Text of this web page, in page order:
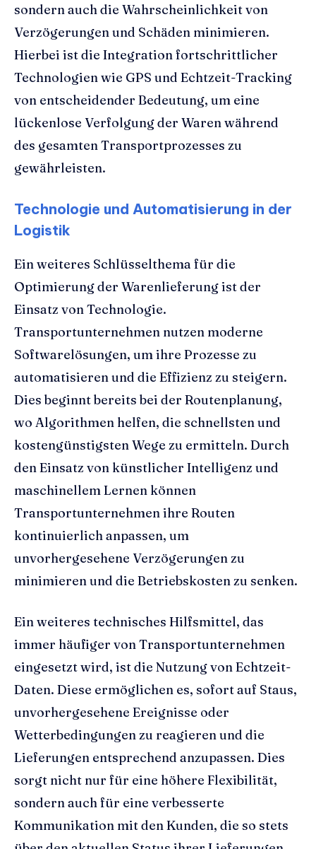
sondern auch die Wahrscheinlichkeit von
Verzögerungen und Schäden minimieren.
Hierbei ist die Integration fortschrittlicher
Technologien wie GPS und Echtzeit-Tracking
von entscheidender Bedeutung, um eine
lückenlose Verfolgung der Waren während
des gesamten Transportprozesses zu
gewährleisten.
Technologie und Automatisierung in der
Logistik
Ein weiteres Schlüsselthema für die
Optimierung der Warenlieferung ist der
Einsatz von Technologie.
Transportunternehmen nutzen moderne
Softwarelösungen, um ihre Prozesse zu
automatisieren und die Effizienz zu steigern.
Dies beginnt bereits bei der Routenplanung,
wo Algorithmen helfen, die schnellsten und
kostengünstigsten Wege zu ermitteln. Durch
den Einsatz von künstlicher Intelligenz und
maschinellem Lernen können
Transportunternehmen ihre Routen
kontinuierlich anpassen, um
unvorhergesehene Verzögerungen zu
minimieren und die Betriebskosten zu senken.
Ein weiteres technisches Hilfsmittel, das
immer häufiger von Transportunternehmen
eingesetzt wird, ist die Nutzung von Echtzeit-
Daten. Diese ermöglichen es, sofort auf Staus,
unvorhergesehene Ereignisse oder
Wetterbedingungen zu reagieren und die
Lieferungen entsprechend anzupassen. Dies
sorgt nicht nur für eine höhere Flexibilität,
sondern auch für eine verbesserte
Kommunikation mit den Kunden, die so stets